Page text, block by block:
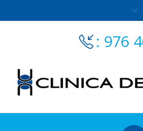
: 976